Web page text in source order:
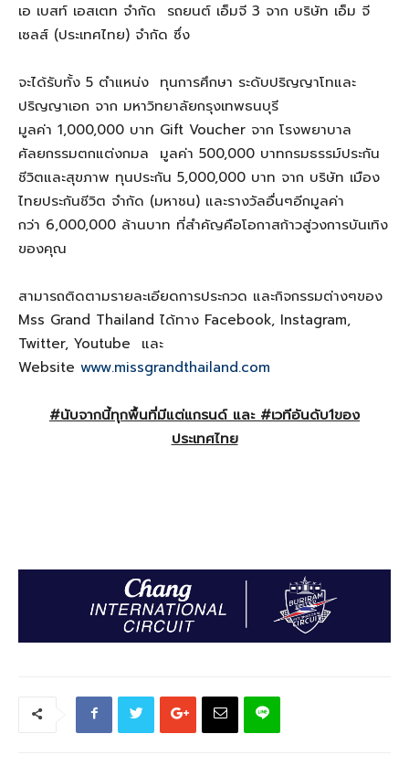
เอ เบสท์ เอสเตท จำกัด รถยนต์ เอ็มจี 3 จาก บริษัท เอ็ม จี
เซลส์ (ประเทศไทย) จำกัด ซึ่ง
จะได้รับทั้ง 5 ตำแหน่ง ทุนการศึกษา ระดับปริญญาโทและ
ปริญญาเอก จาก มหาวิทยาลัยกรุงเทพธนบุรี
มูลค่า 1,000,000 บาท Gift Voucher จาก โรงพยาบาล
ศัลยกรรมตกแต่งกมล มูลค่า 500,000 บาทกรมธรรม์ประกัน
ชีวิตและสุขภาพ ทุนประกัน 5,000,000 บาท จาก บริษัท เมือง
ไทยประกันชีวิต จำกัด (มหาชน) และรางวัลอื่นๆอีกมูลค่า
กว่า 6,000,000 ล้านบาท ที่สำคัญคือโอกาสก้าวสู่วงการบันเทิง
ของคุณ
สามารถติดตามรายละเอียดการประกวด และกิจกรรมต่างๆของ
Mss Grand Thailand ได้ทาง Facebook, Instagram,
Twitter, Youtube และ
Website www.missgrandthailand.com
#นับจากนี้ทุกพื้นที่มีแต่แกรนด์ และ #เวทีอันดับ1ของ
ประเทศไทย